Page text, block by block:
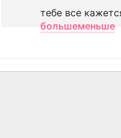
тебе все
большеменьше